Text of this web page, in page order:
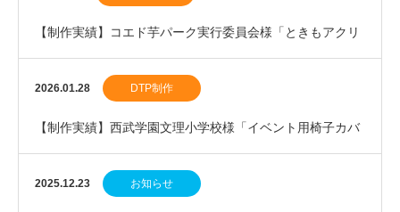
【制作実績】コエド芋パーク実行委員会様「ときもアクリ
ルスタンド」を制作しました。
2026.01.28 DTP制作
【制作実績】西武学園文理小学校様「イベント用椅子カバ
ー」を制作しました。
2025.12.23 お知らせ